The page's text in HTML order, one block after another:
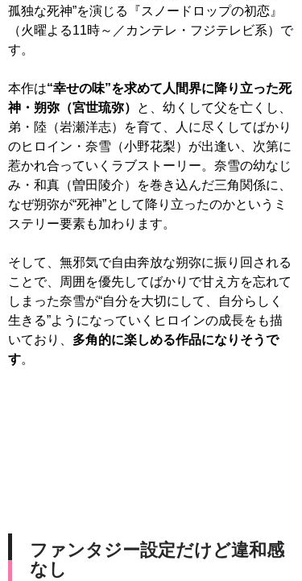
孤独な死神”を演じる『スノードロップの初恋』
（火曜よる11時～／カンテレ・フジテレビ系）で
す。
本作は“幸せの味”を求めて人間界に降り立った死
神・朔弥（宮世琉弥）
と、幼くして父を亡くし、
弟・陸（岩瀬洋志）を育て、人に尽くしてばかり
のヒロイン・奈雪（小野花梨）が出逢い、次第に
惹かれ合っていくラブストーリー。奈雪の幼なじ
み・和真（曽田陵介）を巻き込んだ三角関係に、
なぜ朔弥が“死神”として降り立ったのかというミ
ステリー要素も加わります。
そして、無邪気で自由奔放な朔弥に振り回される
ことで、周囲を優先してばかりで甘え方を忘れて
しまった奈雪が“自分を大切にして、自分らしく
生きる”ようになっていくヒロインの成長をも描
いており、 多角的に楽しめる作品になりそうで
す。
ファンタジー設定だけど違和感
なし